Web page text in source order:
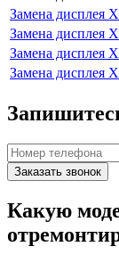
Замена дисплея
Замена дисплея
Замена дисплея
Замена дисплея
Заказать звонок
Какую